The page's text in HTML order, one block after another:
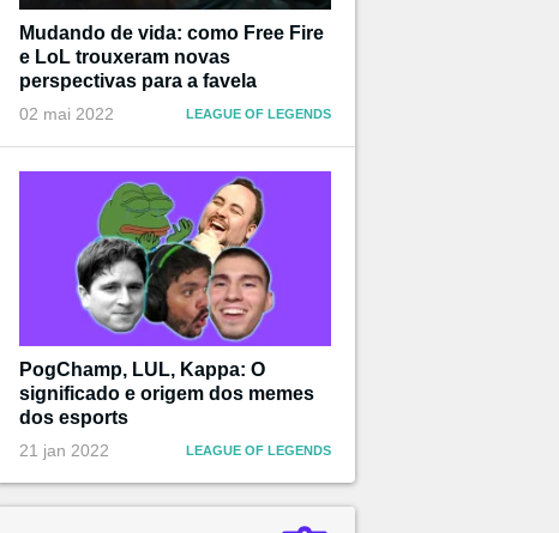
Mudando de vida: como Free Fire
e LoL trouxeram novas
perspectivas para a favela
02 mai 2022 LEAGUE OF LEGENDS
PogChamp, LUL, Kappa: O
significado e origem dos memes
dos esports
21 jan 2022 LEAGUE OF LEGENDS